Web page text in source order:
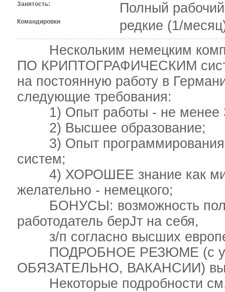
Занятость: Полный
Командировки
редкие (1/
Нескольким немецким
ПО КРИПТОГРАФИЧЕСКИМ
на постоянную работу в
следующие требования:
1) Опыт работы - не менее 3
2) Высшее образование;
3) Опыт программирования и
систем;
4) ХОРОШЕЕ знание как
желательно - немецкого;
БОНУСЫ: возможность
работодатель берЈт на себя,
з/п согласно высших
ПОДРОБНОЕ РЕЗЮМЕ (с
ОБЯЗАТЕЛЬНО, ВАКАНСИИ)
Некоторые подробности см.